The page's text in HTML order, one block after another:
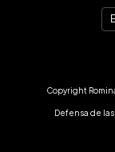
Copyright
Defensa de